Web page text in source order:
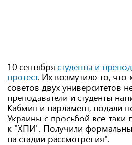
10 сентября студенты и
протест. Их возмутило то, что
советов двух университетов
преподаватели и студенты
Кабмин и парламент, подали
Украины с просьбой все-таки
к "ХПИ". Получили
на стадии рассмотрения".